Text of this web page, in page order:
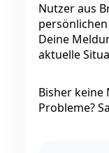
Nutzer aus
Deine
aktuelle
Bisher keine
Probleme?